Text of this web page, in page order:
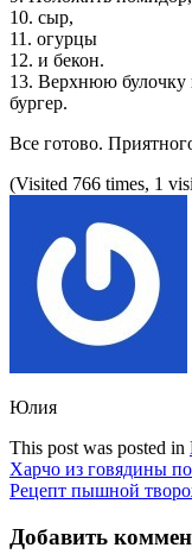
10. сыр,
11. огурцы
12. и бекон.
13. Верхнюю булочку
бургер.
Все готово.
(Visited 766 times, 1
Юлия
This post was posted in
Навигация
по
записям
Харчо из говядины
Рецепт пышной
Добавить